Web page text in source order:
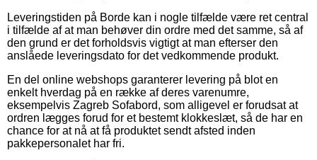
Leveringstiden på Borde kan i nogle tilfælde være ret central
i tilfælde af at man behøver din ordre med det samme, så af
den grund er det forholdsvis vigtigt at man efterser den
anslåede leveringsdato for det vedkommende produkt.
En del online webshops garanterer levering på blot en
enkelt hverdag på en række af deres varenumre,
eksempelvis Zagreb Sofabord, som alligevel er forudsat at
ordren lægges forud for et bestemt klokkeslæt, så de har en
chance for at nå at få produktet sendt afsted inden
pakkepersonalet har fri.